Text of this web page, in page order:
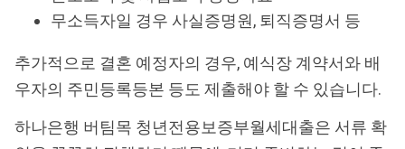
무소득자일 경우 사실증명원, 퇴직증명서 등
추가적으로 결혼 예정자의 경우, 예식장 계약서와 배
우자의 주민등록등본 등도 제출해야 할 수 있습니다.
하나은행 버팀목 청년전용보증부월세대출은 서류 확